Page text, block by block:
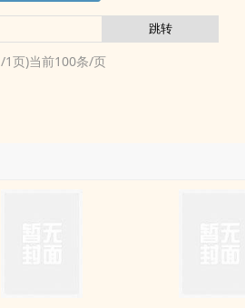
/1页)当前100条/页